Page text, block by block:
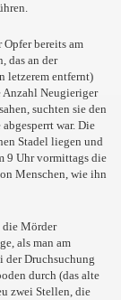
bereits am
das an der
letzerem entfernt)
Anzahl Neugieriger
suchten sie den
war. Die
Stadel liegen und
9 Uhr vormittags die
Menschen, wie ihn
die Mörder
als man am
der Druchsuchung
durch (das alte
zwei Stellen, die